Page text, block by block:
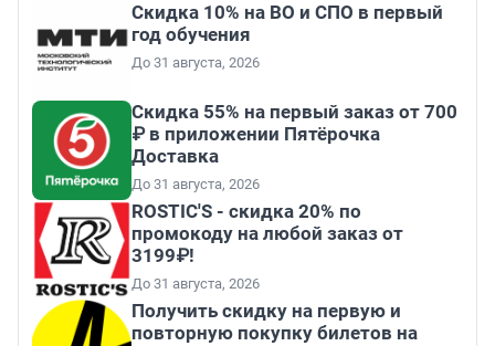
Скидка 10% на ВО и СПО в первый
год обучения
До 31 августа, 2026
Скидка 55% на первый заказ от 700
₽ в приложении Пятёрочка
Доставка
До 31 августа, 2026
ROSTIC'S - скидка 20% по
промокоду на любой заказ от
3199₽!
До 31 августа, 2026
Получить скидку на первую и
повторную покупку билетов на